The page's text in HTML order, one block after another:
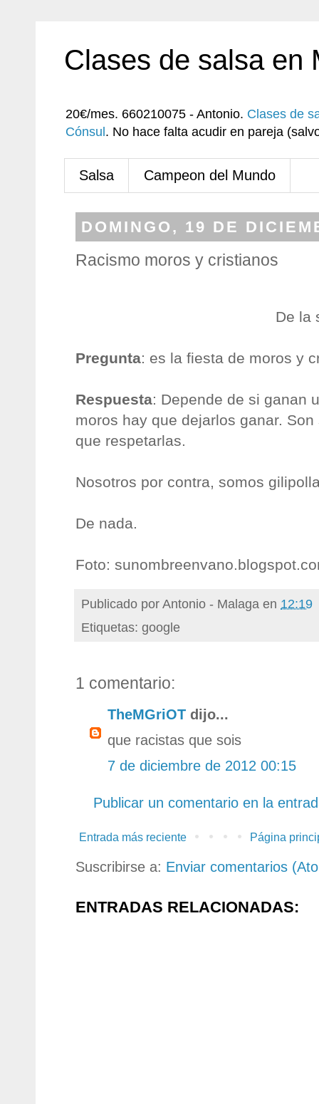
Clases de salsa en
20€/mes. 660210075 - Antonio. Clases de
Cónsul . No hace falta acudir en pareja
Salsa Campeon del Mundo
DOMINGO, 19 DE
Racismo moros y cristianos
De la
Pregunta: es la fiesta de moros y
Respuesta: Depende de si ganan
moros hay que dejarlos ganar.
que respetarlas.
Nosotros por contra, somos
De nada.
Foto:
Publicado porAntonio - Malaga en 12:19
Etiquetas: google
1 comentario:
TheMGriOT dijo...
que racistas que sois
7 de diciembre de 2012 00:15
Publicar un comentario en la
Entrada más reciente Página
Suscribirse a: Enviar comentarios
ENTRADAS RELACIONADAS: